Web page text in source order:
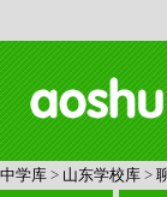
中学库 > 山东学校库 >